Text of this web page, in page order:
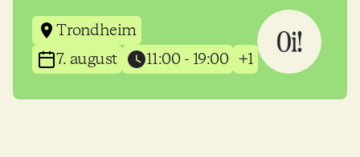
Trondheim
7. august
11:00 - 19:00 +1